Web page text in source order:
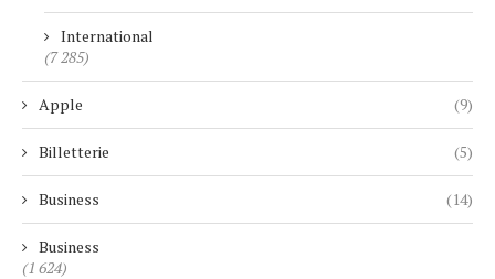
International
(7 285)
Apple (9)
Billetterie (5)
Business (14)
Business
(1 624)